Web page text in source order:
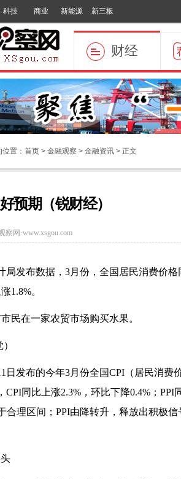
科技 商业 新能源 新三板
财经
置： 首页 > 金融观察 > 金融资讯 > 正文
预期（锐财经）
察网·www.xsgou.com
局发布数据，3月份，全国居民消费价
1.8%。
民在一家农贸市场购买水果。
日发布的今年3月份全国CPI（居民消费
同比上涨2.3%，环比下降0.4%；PPI
合理区间；PPI由降转升，释放出积极